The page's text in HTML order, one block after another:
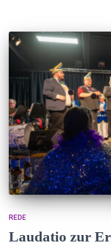
REDE
Laudatio zur